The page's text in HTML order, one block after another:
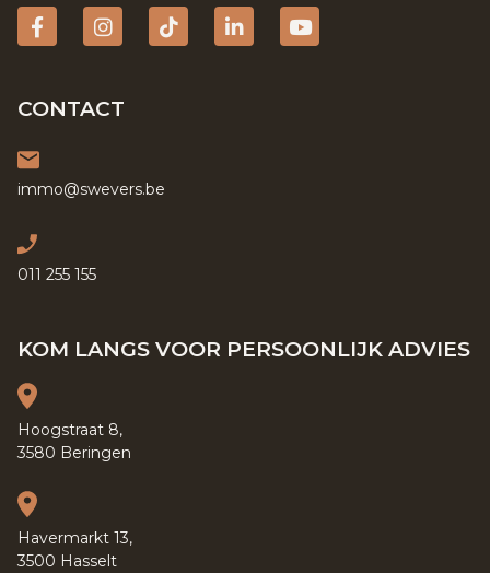
FacebookInstagram
tiktokLinkedinYouTube
CONTACT
immo@swevers.be
011 255 155
KOM LANGS VOOR PERSOONLIJK ADVIES
Hoogstraat 8,
3580 Beringen
Havermarkt 13,
3500 Hasselt